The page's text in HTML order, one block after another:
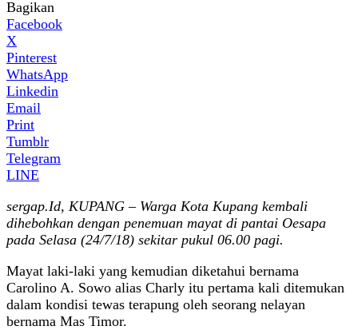
Bagikan
Facebook
X
Pinterest
WhatsApp
Linkedin
Email
Print
Tumblr
Telegram
LINE
sergap.Id, KUPANG – Warga Kota Kupang kembali
dihebohkan dengan penemuan mayat di pantai Oesapa
pada Selasa (24/7/18) sekitar pukul 06.00 pagi.
Mayat laki-laki yang kemudian diketahui bernama
Carolino A. Sowo alias Charly itu pertama kali ditemukan
dalam kondisi tewas terapung oleh seorang nelayan
bernama Mas Timor.